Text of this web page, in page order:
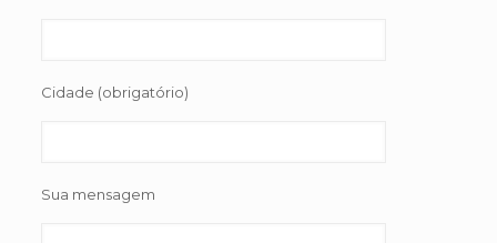
Cidade (obrigatório)
Sua mensagem